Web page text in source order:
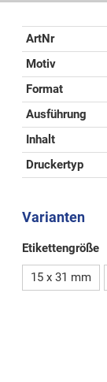
ArtNr
Motiv
Format
Ausführung
Inhalt
Druckertyp
Varianten
Etikettengröße
15 x 31 mm